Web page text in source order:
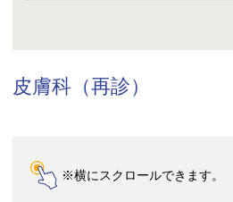
皮膚科（再診）
※横にスクロールできます。